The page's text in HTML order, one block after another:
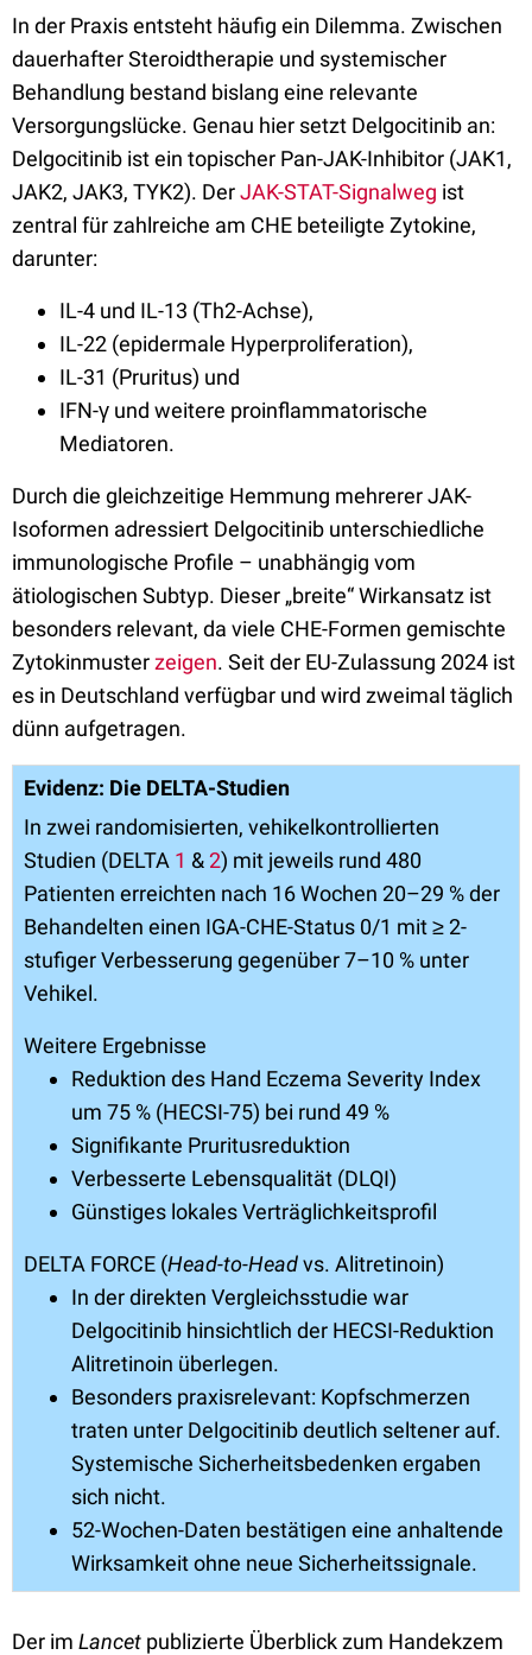
In der Praxis entsteht häufig ein Dilemma. Zwischen
dauerhafter Steroidtherapie und systemischer
Behandlung bestand bislang eine relevante
Versorgungslücke. Genau hier setzt Delgocitinib an:
Delgocitinib ist ein topischer Pan-JAK-Inhibitor (JAK1,
JAK2, JAK3, TYK2). DerJAK-STAT-Signalweg ist
zentral für zahlreiche am CHE beteiligte Zytokine,
darunter:
IL-4 und IL-13 (Th2-Achse),
IL-22 (epidermale Hyperproliferation),
IL-31 (Pruritus) und
IFN-γ und weitere proinflammatorische
Mediatoren.
Durch die gleichzeitige Hemmung mehrerer JAK-
Isoformen adressiert Delgocitinib unterschiedliche
immunologische Profile – unabhängig vom
ätiologischen Subtyp. Dieser „breite“ Wirkansatz ist
besonders relevant, da viele CHE-Formen gemischte
Zytokinmusterzeigen. Seit der EU-Zulassung 2024 ist
es in Deutschland verfügbar und wird zweimal täglich
dünn aufgetragen.
Evidenz: Die DELTA-Studien
In zwei randomisierten, vehikelkontrollierten
Studien (DELTA 1 &2) mit jeweils rund 480
Patienten erreichten nach 16 Wochen 20–29 % der
Behandelten einen IGA-CHE-Status 0/1 mit ≥ 2-
stufiger Verbesserung gegenüber 7–10 % unter
Vehikel.
Weitere Ergebnisse
Reduktion des Hand Eczema Severity Index
um 75 % (HECSI-75) bei rund 49 %
Signifikante Pruritusreduktion
Verbesserte Lebensqualität (DLQI)
Günstiges lokales Verträglichkeitsprofil
DELTA FORCE (Head-to-Headvs. Alitretinoin)
In der direkten Vergleichsstudie war
Delgocitinib hinsichtlich der HECSI-Reduktion
Alitretinoin überlegen.
Besonders praxisrelevant: Kopfschmerzen
traten unter Delgocitinib deutlich seltener auf.
Systemische Sicherheitsbedenken ergaben
sich nicht.
52-Wochen-Daten bestätigen eine anhaltende
Wirksamkeit ohne neue Sicherheitssignale.
Der im Lancet publizierte Überblick zum Handekzem